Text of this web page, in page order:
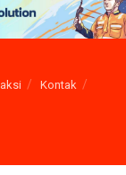
Kontak